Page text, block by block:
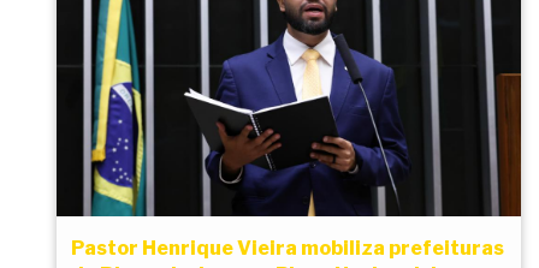
Pastor Henrique Vieira mobiliza prefeituras